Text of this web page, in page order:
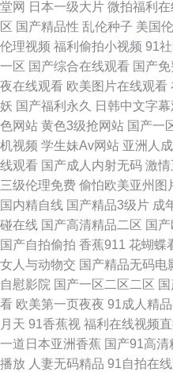
堂网 日本一级大片 微拍福利
区 国产精品性 乱伦种子 美国
伦理视频 福利偷拍小视频 91
一区 国产综合在线观看 国产
夜在线观看 欧美图片在线观看
妖 国产福利永久 日韩中文字
色网站 黄色3级抢网站 国产一
机视频 学生妹Av网站 亚洲人
线观看 国产成人内射无码 激情
三级伦理免费 偷怕欧美亚州图
国内精自线 国产精品3级片 成
碰在线 国产高清精品二区 国
国产自拍偷拍 香蕉911 花蝴蝶
女人与动物交 国产精品无码电
自慰影院 国产一区二区二区
看 欧美第一页夜夜 91成人精
月天 91香蕉视 福利在线视频
一道日本亚洲香蕉 国产91高清
播放 人妻无码精品 91自拍在